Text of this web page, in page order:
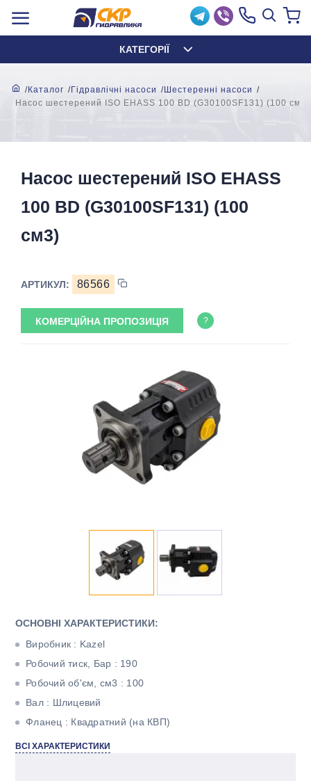
КАТЕГОРІЇ
Каталог Гідравлічні насоси
Шестеренні насоси
Насос шестерений ISO EHASS 100 BD (G30100SF131) (100 см3)
Насос шестерений ISO EHASS
100 BD (G30100SF131) (100
см3)
АРТИКУЛ: 86566
КОМЕРЦІЙНА ПРОПОЗИЦІЯ ?
ОСНОВНІ ХАРАКТЕРИСТИКИ:
Виробник : Kazel
Робочий тиск, Бар : 190
Робочий об'єм, см3 : 100
Вал : Шлицевий
Фланец : Квадратний (на КВП)
Кількість потоків : Однопоточний
ВСІ ХАРАКТЕРИСТИКИ